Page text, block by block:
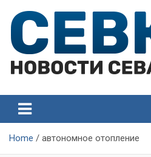
content
Севастополя
Севастополя
Home автономное отопление